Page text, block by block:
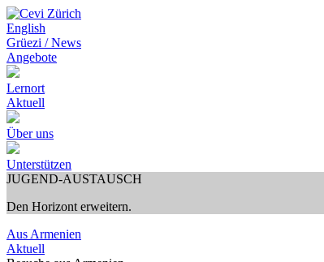
English
Grüezi / News
Angebote
Lernort
Aktuell
Über uns
Unterstützen
JUGEND-AUSTAUSCH
Den Horizont erweitern.
Aus Armenien
Aktuell